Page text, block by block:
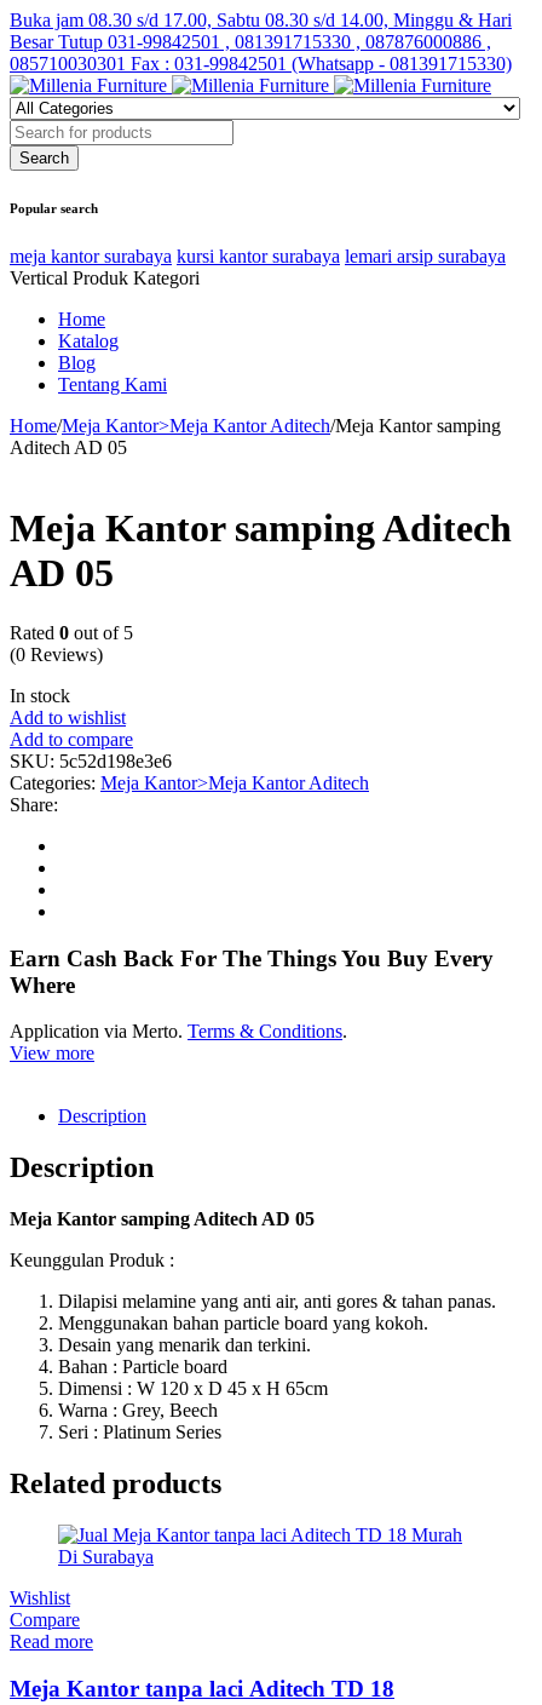
Buka jam 08.30 s/d 17.00, Sabtu 08.30 s/d 14.00, Minggu & Hari
Besar Tutup 031-99842501 , 081391715330 , 087876000886 ,
085710030301 Fax : 031-99842501 (Whatsapp - 081391715330)
Popular search
meja kantor surabaya kursi kantor surabaya lemari arsip surabaya
Vertical Produk Kategori
Home
Katalog
Blog
Tentang Kami
Home/Meja Kantor>Meja Kantor Aditech/Meja Kantor samping
Aditech AD 05
Meja Kantor samping Aditech
AD 05
Rated 0 out of 5
(0 Reviews)
In stock
Add to wishlist
Add to compare
SKU: 5c52d198e3e6
Categories: Meja Kantor>Meja Kantor Aditech
Share:
Earn Cash Back For The Things You Buy Every
Where
Application via Merto. Terms & Conditions.
View more
Description
Description
Meja Kantor samping Aditech AD 05
Keunggulan Produk :
Dilapisi melamine yang anti air, anti gores & tahan panas.
Menggunakan bahan particle board yang kokoh.
Desain yang menarik dan terkini.
Bahan : Particle board
Dimensi : W 120 x D 45 x H 65cm
Warna : Grey, Beech
Seri : Platinum Series
Related products
Wishlist
Compare
Read more
Meja Kantor tanpa laci Aditech TD 18